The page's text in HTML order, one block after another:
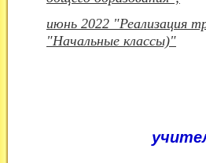
июнь 2022 "Реализация
"Начальные классы)"